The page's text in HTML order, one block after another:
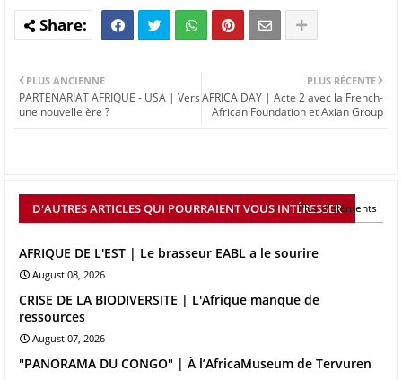
PLUS RÉCENTE
AFRICA DAY | Acte 2 avec la French-
African Foundation et Axian Group
PLUS ANCIENNE
PARTENARIAT AFRIQUE - USA | Vers
une nouvelle ère ?
D'AUTRES ARTICLES QUI POURRAIENT VOUS INTÉRESSER
Plus d'éléments
AFRIQUE DE L'EST | Le brasseur EABL a le sourire
August 08, 2026
CRISE DE LA BIODIVERSITE | L'Afrique manque de
ressources
August 07, 2026
"PANORAMA DU CONGO" | À l’AfricaMuseum de Tervuren